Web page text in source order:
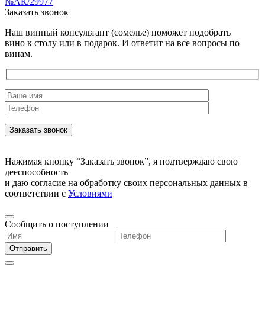
Заказать звонок
Наш винный консультант (сомелье) поможет подобрать
вино к столу или в подарок. И ответит на все вопросы по
винам.
Нажимая кнопку “Заказать звонок”, я подтверждаю свою
дееспособность
и даю согласие на обработку своих персональных данных в
соответствии с Условиями
Сообщить о поступлении